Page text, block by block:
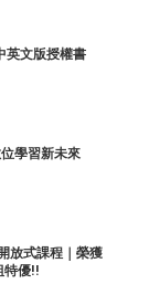
英文版授權書
學習新未來
放式課程｜榮獲
特優!!